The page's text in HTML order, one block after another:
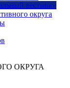
ОКРУГА